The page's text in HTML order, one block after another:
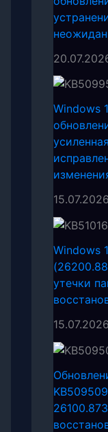
Windows
15.07.2026
Windows
утечки
15.07.2026